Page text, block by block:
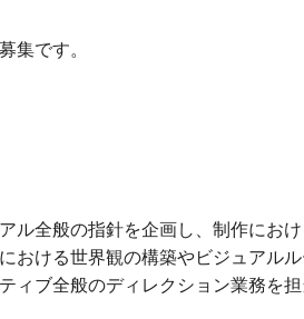
集です。
ル全般の指針を企画し、制作にお
おける世界観の構築やビジュアル
ィブ全般のディレクション業務を担